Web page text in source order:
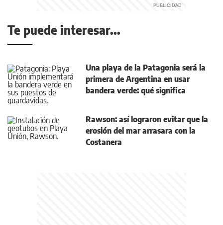
Te puede interesar...
Una playa de la Patagonia será la
primera de Argentina en usar
bandera verde: qué significa
Rawson: así lograron evitar que la
erosión del mar arrasara con la
Costanera